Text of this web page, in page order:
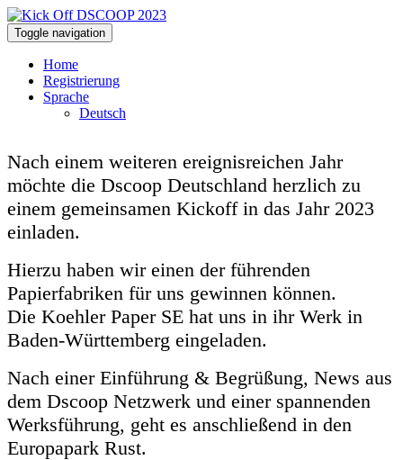
Toggle navigation
Home
Registrierung
Sprache
Deutsch
Nach einem weiteren ereignisreichen Jahr
möchte die Dscoop Deutschland herzlich zu
einem gemeinsamen Kickoff in das Jahr 2023
einladen.
Hierzu haben wir einen der führenden
Papierfabriken für uns gewinnen können.
Die Koehler Paper SE hat uns in ihr Werk in
Baden-Württemberg eingeladen.
Nach einer Einführung & Begrüßung, News aus
dem Dscoop Netzwerk und einer spannenden
Werksführung, geht es anschließend in den
Europapark Rust.